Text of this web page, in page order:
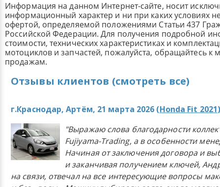
Информация на данном Интернет-сайте, носит
информационный характер и ни при каких условиях
офертой, определяемой положениями Статьи 437
Российской Федерации. Для получения подробной
стоимости, технических характеристиках и
мотоциклов и запчастей, пожалуйста, обращайтесь к
продажам.
Отзывы клиентов (смотреть все)
г.Краснодар, Артём, 21 марта 2026 (Honda Fit 2021
"Выражаю слова благодарности
Fujiyama-Trading, а в особенности
Начиная от заключения договора и
и заканчивая получением ключей,
на связи, отвечал на все интересующие вопросы